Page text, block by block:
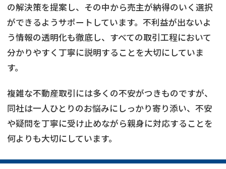
の解決策を提案し、その中から売主が納得のいく選択
ができるようサポートしています。不利益が出ないよ
う情報の透明化も徹底し、すべての取引工程において
分かりやすく丁寧に説明することを大切にしていま
す。
複雑な不動産取引には多くの不安がつきものですが、
同社は一人ひとりのお悩みにしっかり寄り添い、不安
や疑問を丁寧に受け止めながら親身に対応することを
何よりも大切にしています。